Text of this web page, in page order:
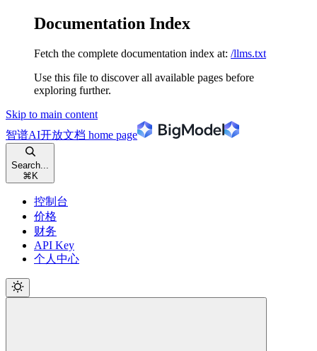
Documentation Index
Fetch the complete documentation index at: /llms.txt
Use this file to discover all available pages before
exploring further.
Skip to main content
智谱AI开放文档 home page
Search...
⌘ K
控制台
价格
财务
API Key
个人中心